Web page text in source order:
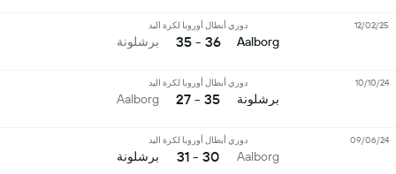
Aalborg
دوري أبطال أوروبا لكرة اليد
36 - 35 برشلونة
12/02/25
برشلونة
دوري أبطال أوروبا لكرة اليد
35 - 27
Aalborg
10/10/24
Aalborg
دوري أبطال أوروبا لكرة اليد
30 - 31 برشلونة
09/06/24